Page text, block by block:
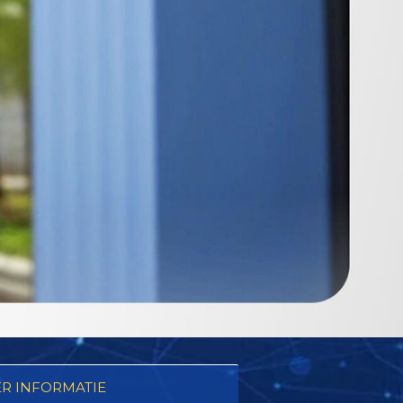
INFORMATIE